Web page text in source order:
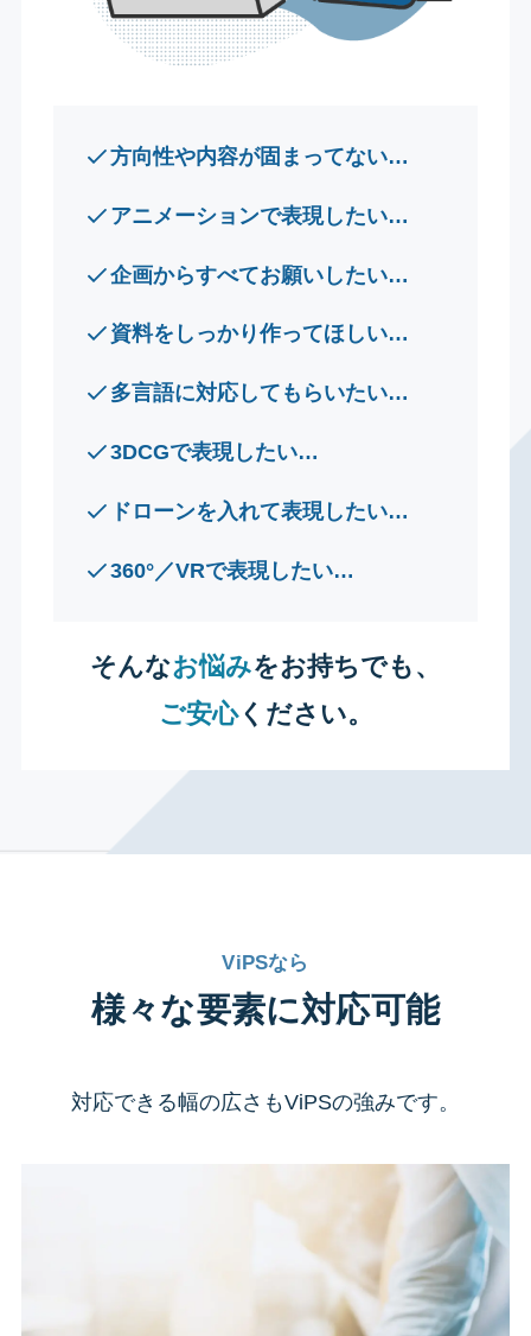
方向性や内容が固まってない…
アニメーションで表現したい…
企画からすべてお願いしたい…
資料をしっかり作ってほしい…
多言語に対応してもらいたい…
3DCGで表現したい…
ドローンを入れて表現したい…
360°／VRで表現したい…
そんなお悩みをお持ちでも、
ご安心ください。
ViPSなら
様々な要素に対応可能
対応できる幅の広さもViPSの強みです。